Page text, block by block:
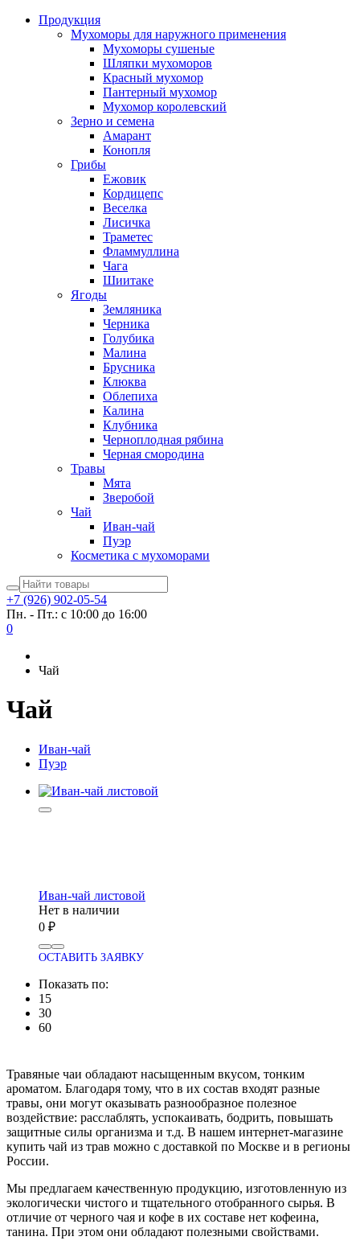
Продукция
Мухоморы для наружного применения
Мухоморы сушеные
Шляпки мухоморов
Красный мухомор
Пантерный мухомор
Мухомор королевский
Зерно и семена
Амарант
Конопля
Грибы
Ежовик
Кордицепс
Веселка
Лисичка
Траметес
Фламмуллина
Чага
Шиитаке
Ягоды
Земляника
Черника
Голубика
Малина
Брусника
Клюква
Облепиха
Калина
Клубника
Черноплодная рябина
Черная смородина
Травы
Мята
Зверобой
Чай
Иван-чай
Пуэр
Косметика с мухоморами
+7 (926) 902-05-54
Пн. - Пт.: с 10:00 до 16:00
0
Чай
Чай
Иван-чай
Пуэр
Иван-чай листовой
Нет в наличии
0
ОСТАВИТЬ ЗАЯВКУ
Показать по:
15
30
60
Травяные чаи обладают насыщенным вкусом, тонким
ароматом. Благодаря тому, что в их состав входят разные
травы, они могут оказывать разнообразное полезное
воздействие: расслаблять, успокаивать, бодрить, повышать
защитные силы организма и т.д. В нашем интернет-магазине
купить чай из трав можно с доставкой по Москве и в регионы
России.
Мы предлагаем качественную продукцию, изготовленную из
экологически чистого и тщательного отобранного сырья. В
отличие от черного чая и кофе в их составе нет кофеина,
танина. При этом они обладают полезными свойствами.